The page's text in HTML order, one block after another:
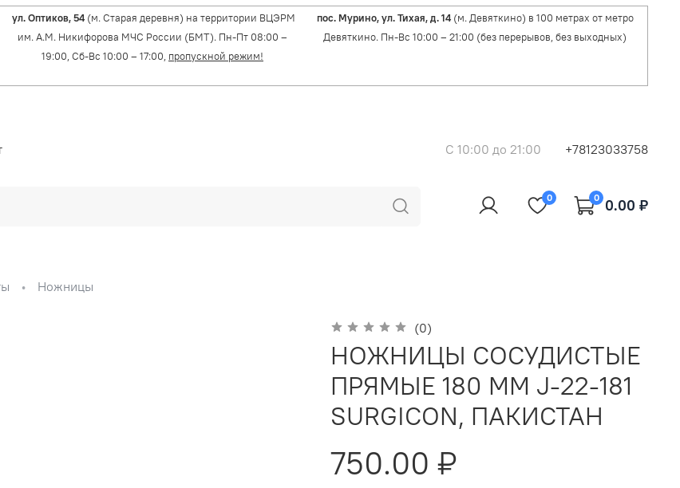
ул. Оптиков, 54 (м. Старая деревня) на территории ВЦЭРМ
им. А.М. Никифорова МЧС России (БМТ). Пн-Пт 08:00 –
19:00, Сб-Вс 10:00 – 17:00, пропускной режим!
пос. Мурино, ул. Тихая, д. 14(м. Девяткино) в 100 метрах от метро
Девяткино. Пн-Вс 10:00 – 21:00 (без перерывов, без выходных)
C 10:00 до 21:00 +78123033758
0 0 0.00 ₽
Ножницы
(0)
НОЖНИЦЫ СОСУДИСТЫЕ
ПРЯМЫЕ 180 ММ J-22-181
SURGICON, ПАКИСТАН
750.00 ₽